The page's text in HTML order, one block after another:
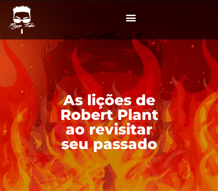
As lições de
Robert Plant
ao revisitar
seu passado